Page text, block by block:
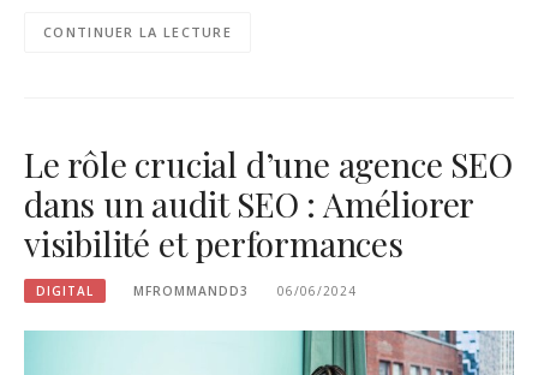
CONTINUER LA LECTURE
Le rôle crucial d’une agence SEO
dans un audit SEO : Améliorer
visibilité et performances
DIGITAL MFROMMANDD3 06/06/2024